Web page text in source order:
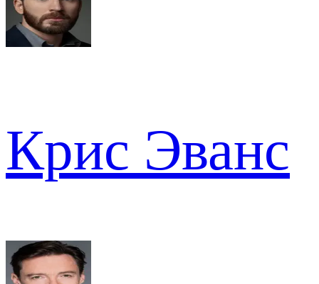
Крис Эванс